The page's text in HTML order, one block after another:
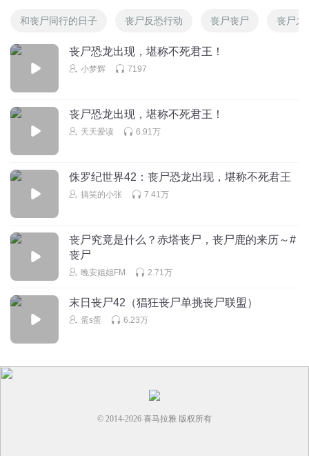
徐闻璟回复 @ 焱烊千玺 看我这些鞋能打败我的
小田_80
二郎神杨戬3
ψ(｀∇´)ψ！
回复 1
KTFlaSh
？？
2026-07-05 0
和丧尸同行的日子 丧尸反恐行动 丧尸丧尸 丧尸之
丧尸恐龙出现，堪称不死君王！
小梦辉 7197
丧尸恐龙出现，堪称不死君王！
天天爱读 6.91万
侏罗纪世界42：丧尸恐龙出现，堪称不死君王
搞笑的小张 7.41万
丧尸究竟是什么？赤塔丧尸，丧尸鹿的来历～#
丧尸
晚安姐姐FM 2.71万
末日丧尸42（猖狂丧尸单挑丧尸联盟）
蛋s蛋 6.23万
© 2014-2026 喜马拉雅 版权所有